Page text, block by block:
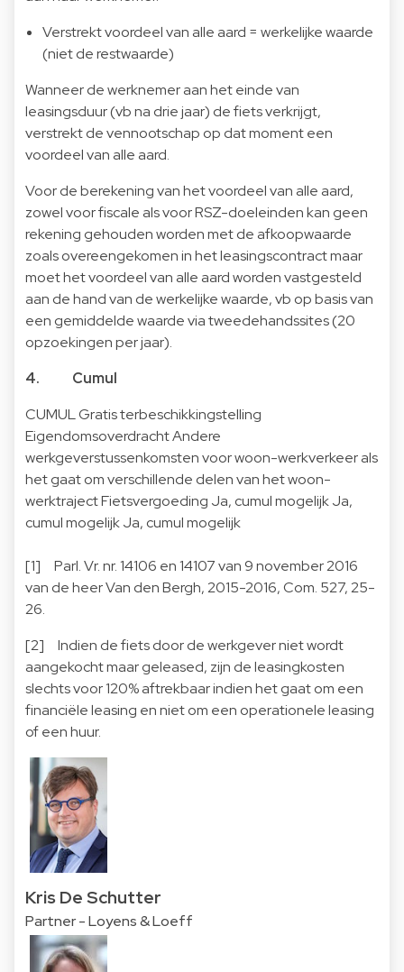
Verstrekt voordeel van alle aard = werkelijke waarde
(niet de restwaarde)
Wanneer de werknemer aan het einde van
leasingsduur (vb na drie jaar) de fiets verkrijgt,
verstrekt de vennootschap op dat moment een
voordeel van alle aard.
Voor de berekening van het voordeel van alle aard,
zowel voor fiscale als voor RSZ-doeleinden kan geen
rekening gehouden worden met de afkoopwaarde
zoals overeengekomen in het leasingscontract maar
moet het voordeel van alle aard worden vastgesteld
aan de hand van de werkelijke waarde, vb op basis van
een gemiddelde waarde via tweedehandssites (20
opzoekingen per jaar).
4. Cumul
CUMUL Gratis terbeschikkingstelling
Eigendomsoverdracht Andere
werkgeverstussenkomsten voor woon-werkverkeer als
het gaat om verschillende delen van het woon-
werktraject Fietsvergoeding Ja, cumul mogelijk Ja,
cumul mogelijk Ja, cumul mogelijk
[1] Parl. Vr. nr. 14106 en 14107 van 9 november 2016
van de heer Van den Bergh, 2015-2016, Com. 527, 25-
26.
[2] Indien de fiets door de werkgever niet wordt
aangekocht maar geleased, zijn de leasingkosten
slechts voor 120% aftrekbaar indien het gaat om een
financiële leasing en niet om een operationele leasing
of een huur.
Kris De Schutter
Partner - Loyens & Loeff